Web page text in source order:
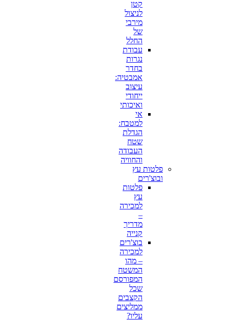
קטן
לניצול
מירבי
של
החלל
עבודת
נגרות
בחדר
אמבטיה:
עיצוב
ייחודי
ואיכותי
אי
למטבח:
הגדלת
שטח
העבודה
והחוויה
פלטות עץ
ובוצ'רים
פלטות
עץ
למכירה
–
מדריך
קנייה
בוצ'רים
למכירה
– מהו
המשטח
המפורסם
שכל
הקצבים
ממליצים
עליו?